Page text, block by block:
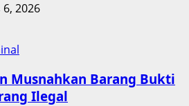
2026
Musnahkan Barang Bukti
Ilegal